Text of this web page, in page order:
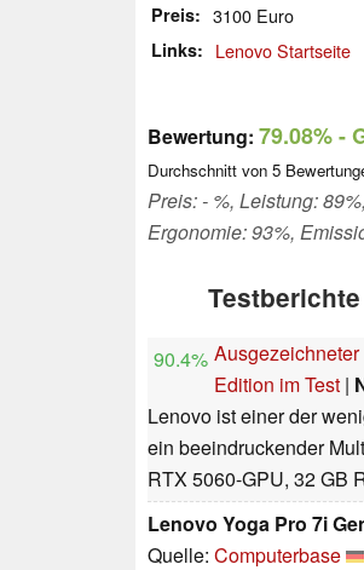
Preis 3100 Euro
Links Lenovo Startseite
Bewertung: 79.08%-
Durchschnitt von 5
Preis: - %, Leistung:
Ergonomie: 93%,
90.4%
Edition im Test |
Lenovo ist einer der
ein beeindruckender
RTX 5060-GPU, 32 GB
Lenovo Yoga Pro 7i
Quelle: Computerbase